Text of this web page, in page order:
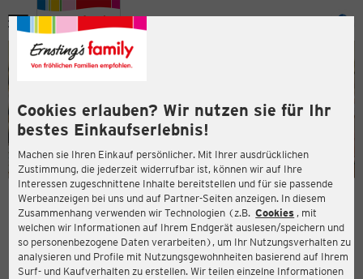
Cookies erlauben? Wir nutzen sie für Ihr
bestes Einkaufserlebnis!
Machen sie Ihren Einkauf persönlicher. Mit Ihrer ausdrücklichen
Zustimmung, die jederzeit widerrufbar ist, können wir auf Ihre
Interessen zugeschnittene Inhalte bereitstellen und für sie passende
Werbeanzeigen bei uns und auf Partner-Seiten anzeigen. In diesem
Zusammenhang verwenden wir Technologien (z.B. Cookies , mit
welchen wir Informationen auf Ihrem Endgerät auslesen/speichern und
so personenbezogene Daten verarbeiten), um Ihr Nutzungsverhalten zu
analysieren und Profile mit Nutzungsgewohnheiten basierend auf Ihrem
Surf- und Kaufverhalten zu erstellen. Wir teilen einzelne Informationen
Menü
ERNSTING'S FAMILY FILIALE
Niederstr. 21
47829 Krefeld